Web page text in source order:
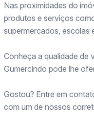
Nas proximidades do
produtos e serviços
supermercados, escolas
Conheça a qualidade de
Gumercindo pode lhe
Gostou? Entre em
com um de nossos